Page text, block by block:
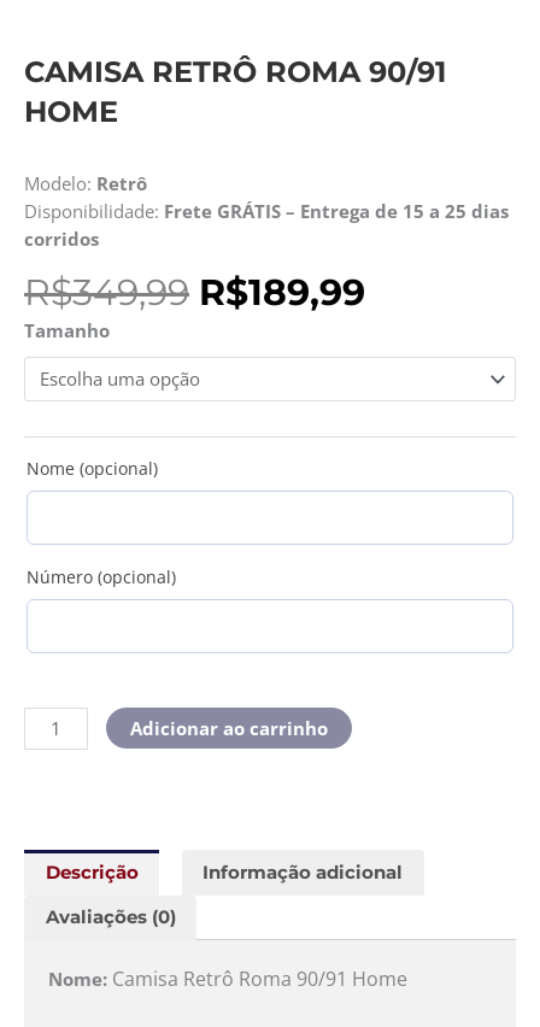
CAMISA RETRÔ ROMA 90/91
HOME
Modelo: Retrô
Disponibilidade: Frete GRÁTIS – Entrega de 15 a 25 dias
corridos
R$349,99 O
preço
original
era:
R$349,99.
R$189,99
atual
R$189,99.
Tamanho
Nome (opcional)
Número (opcional)
Camisa
Retrô
Roma
90/91
Home
quantidade
Adicionar ao carrinho
Descrição Informação adicional
Avaliações (0)
Nome: Camisa Retrô Roma 90/91 Home